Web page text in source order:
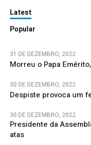
Latest
Popular
31 DE DEZEMBRO, 2022
Morreu o Papa
30 DE DEZEMBRO, 2022
Despiste provoca um
30 DE DEZEMBRO, 2022
Presidente da
atas